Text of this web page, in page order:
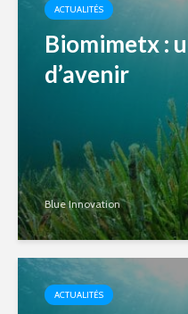
ACTUALITÉS
Biomimetx :
d’avenir
Blue Innovation
ACTUALITÉS